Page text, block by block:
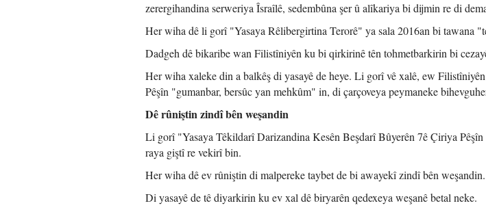
zerergihandina serweriya Îsraîlê, sedembûna şer û alîkariya bi dijmin re di
Her wiha dê li gorî "Yasaya Rêlibergirtina Terorê" ya sala 2016an bi tawana
Dadgeh dê bikaribe wan Filistîniyên ku bi qirkirinê tên tohmetbarkirin bi
Her wiha xaleke din a balkêş di yasayê de heye. Li gorî vê xalê, ew
Pêşîn "gumanbar, bersûc yan mehkûm" in, di çarçoveya peymaneke
Dê rûniştin zindî bên weşandin
Li gorî "Yasaya Têkildarî Darizandina Kesên Beşdarî Bûyerên 7ê Çiriya
raya giştî re vekirî bin.
Her wiha dê ev rûniştin di malpereke taybet de bi awayekî zindî bên weşandin.
Di yasayê de tê diyarkirin ku ev xal dê biryarên qedexeya weşanê betal neke.